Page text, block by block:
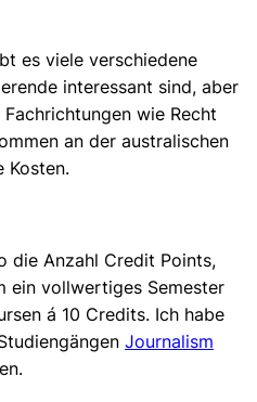
es viele verschiedene
interessant sind, aber
wie Recht
an der australischen
Kosten.
die Anzahl Credit Points,
ein vollwertiges Semester
á 10 Credits. Ich habe
Journalism